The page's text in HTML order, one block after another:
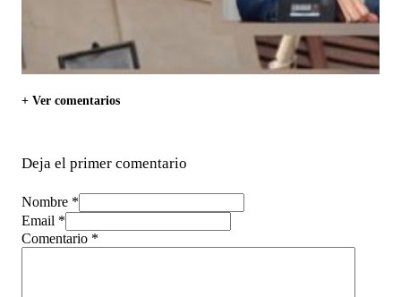
+ Ver comentarios
Deja el primer comentario
Nombre *
Email *
Comentario *